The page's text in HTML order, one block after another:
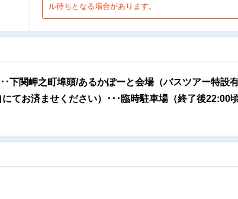
ル待ちとなる場合があります。
下関岬之町埠頭/あるかぽーと会場（バスツアー特設
てお済ませください）･･･臨時駐車場（終了後22:00